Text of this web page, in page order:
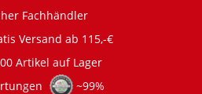
Fachhändler
Versand ab 115,-€
Artikel auf Lager
~99%